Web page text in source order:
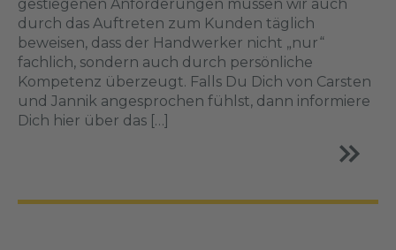
gestiegenen Anforderungen müssen wir auch
durch das Auftreten zum Kunden täglich
beweisen, dass der Handwerker nicht „nur“
fachlich, sondern auch durch persönliche
Kompetenz überzeugt. Falls Du Dich von Carsten
und Jannik angesprochen fühlst, dann informiere
Dich hier über das […]